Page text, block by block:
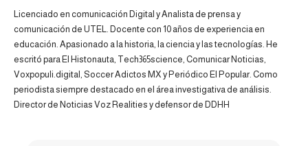
Licenciado en comunicación Digital y Analista de prensa y
comunicación de UTEL. Docente con 10 años de experiencia en
educación. Apasionado a la historia, la ciencia y las tecnologías. He
escritó para El Histonauta, Tech365science, Comunicar Noticias,
Voxpopuli.digital, Soccer Adictos MX y Periódico El Popular. Como
periodista siempre destacado en el área investigativa de análisis.
Director de Noticias Voz Realities y defensor de DDHH